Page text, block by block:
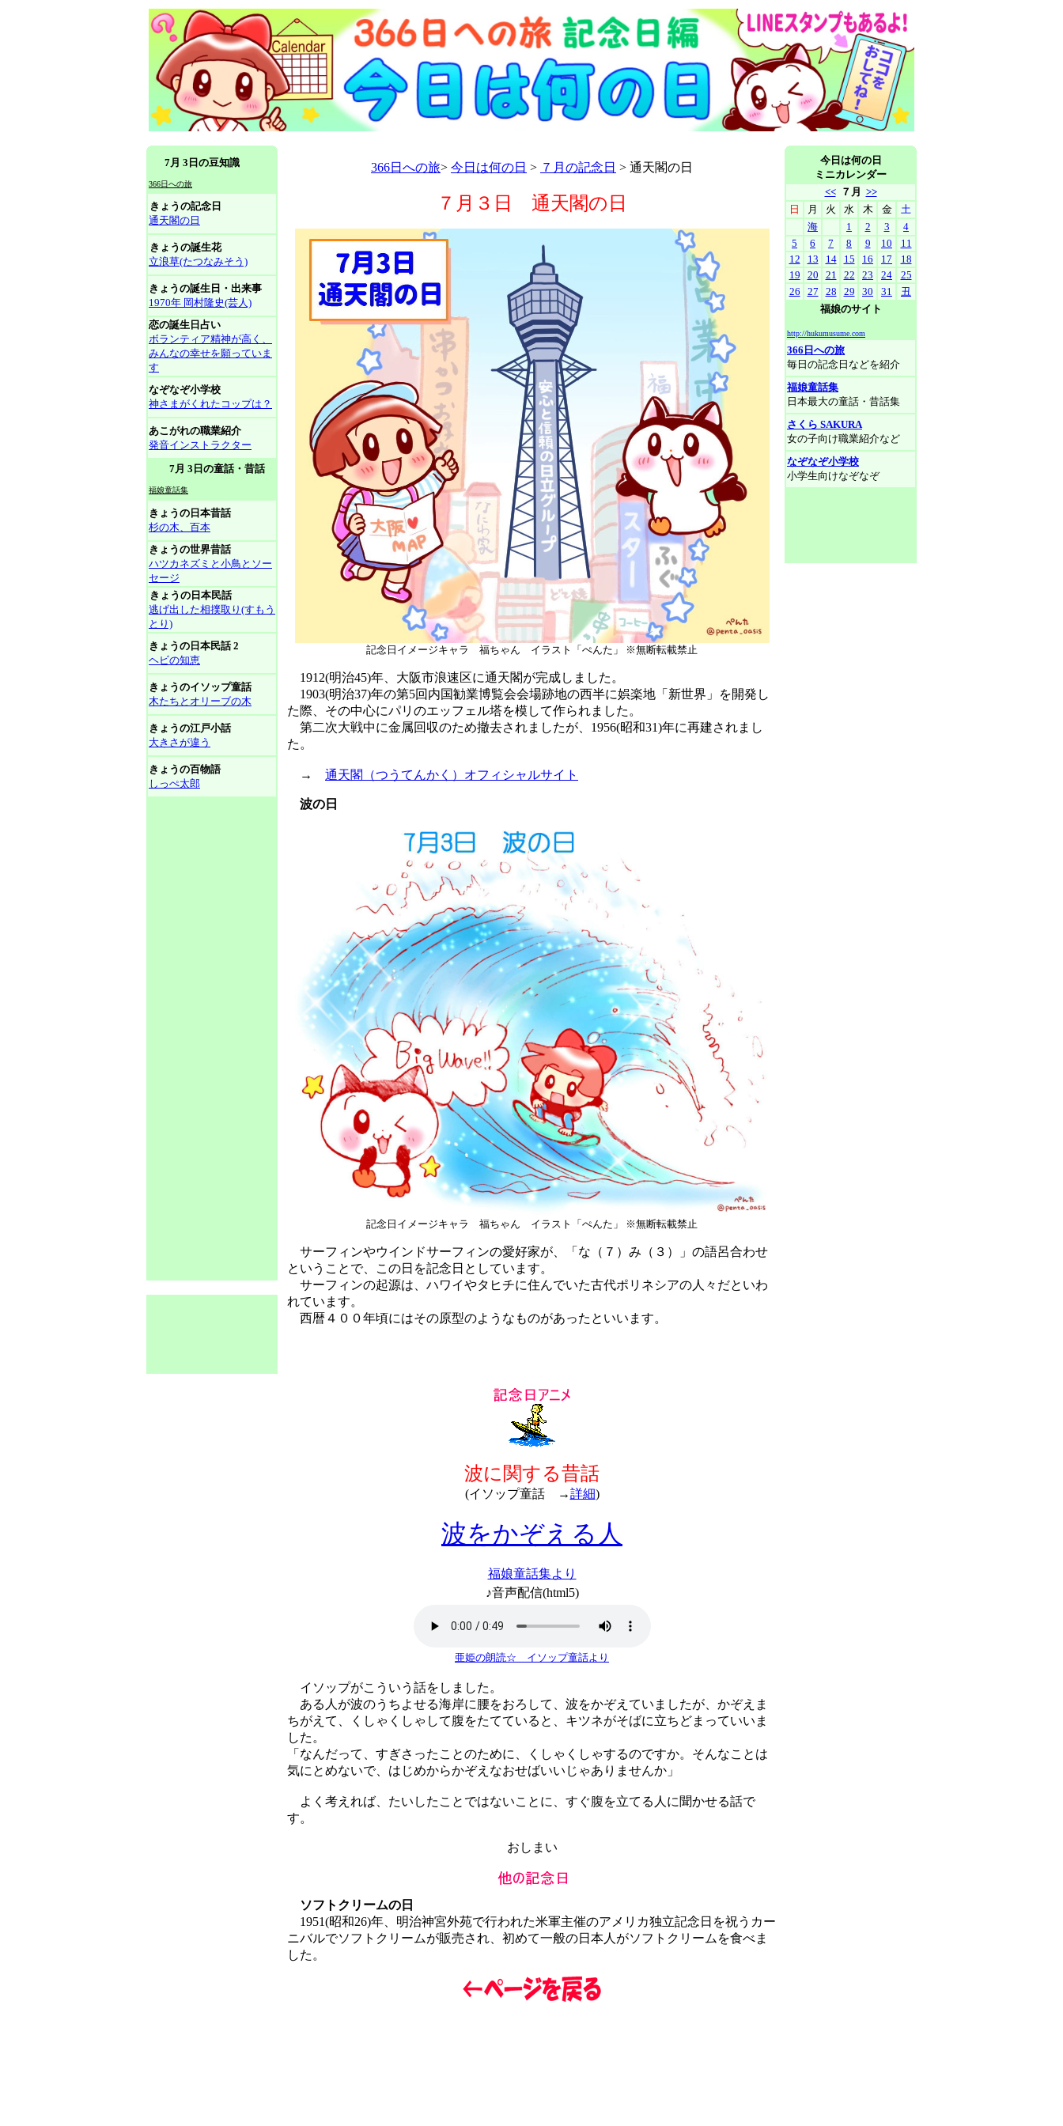
7月 3日の豆知識
366日への旅
きょうの記念日
通天閣の日
きょうの誕生花
立浪草(たつなみそう)
きょうの誕生日・出来事
1970年 岡村隆史(芸人)
恋の誕生日占い
ボランティア精神が高く、
みんなの幸せを願っていま
す
なぞなぞ小学校
神さまがくれたコップは？
あこがれの職業紹介
発音インストラクター
7月 3日の童話・昔話
福娘童話集
きょうの日本昔話
杉の木、百本
きょうの世界昔話
ハツカネズミと小鳥とソー
セージ
きょうの日本民話
逃げ出した相撲取り(すもう
とり)
きょうの日本民話 2
ヘビの知恵
きょうのイソップ童話
木たちとオリーブの木
きょうの江戸小話
大きさが違う
きょうの百物語
しっぺ太郎
366日への旅> 今日は何の日 > ７月の記念日 > 通天閣の日
７月３日 通天閣の日
記念日イメージキャラ 福ちゃん イラスト「ぺんた」 ※無断転載禁止
1912(明治45)年、大阪市浪速区に通天閣が完成しました。
1903(明治37)年の第5回内国勧業博覧会会場跡地の西半に娯楽地「新世界」を開発し
た際、その中心にパリのエッフェル塔を模して作られました。
第二次大戦中に金属回収のため撤去されましたが、1956(昭和31)年に再建されまし
た。
→ 通天閣（つうてんかく）オフィシャルサイト
波の日
記念日イメージキャラ 福ちゃん イラスト「ぺんた」 ※無断転載禁止
サーフィンやウインドサーフィンの愛好家が、「な（７）み（３）」の語呂合わせ
ということで、この日を記念日としています。
サーフィンの起源は、ハワイやタヒチに住んでいた古代ポリネシアの人々だといわ
れています。
西暦４００年頃にはその原型のようなものがあったといいます。
波に関する昔話
(イソップ童話 →詳細)
波をかぞえる人
福娘童話集より
♪音声配信(html5)
亜姫の朗読☆ イソップ童話より
イソップがこういう話をしました。
ある人が波のうちよせる海岸に腰をおろして、波をかぞえていましたが、かぞえま
ちがえて、くしゃくしゃして腹をたてていると、キツネがそばに立ちどまっていいま
した。
「なんだって、すぎさったことのために、くしゃくしゃするのですか。そんなことは
気にとめないで、はじめからかぞえなおせばいいじゃありませんか」
よく考えれば、たいしたことではないことに、すぐ腹を立てる人に聞かせる話で
す。
おしまい
ソフトクリームの日
1951(昭和26)年、明治神宮外苑で行われた米軍主催のアメリカ独立記念日を祝うカー
ニバルでソフトクリームが販売され、初めて一般の日本人がソフトクリームを食べま
した。
今日は何の日
ミニカレンダー
<<
７月 >>
日
月 火 水 木 金
土
海
1 2 3
4
5
6 7 8 9 10
11
12
13 14 15 16 17
18
19
20 21 22 23 24
25
26
27 28 29 30 31
丑
福娘のサイト
http://hukumusume.com
366日への旅
毎日の記念日などを紹介
福娘童話集
日本最大の童話・昔話集
さくら SAKURA
女の子向け職業紹介など
なぞなぞ小学校
小学生向けなぞなぞ